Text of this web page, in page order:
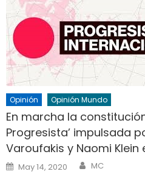
Opinión Opinión Mundo
En marcha la
Progresista’ impulsada
Varoufakis y Naomi Klein
Posted
on
May 14, 2020 Author
MC